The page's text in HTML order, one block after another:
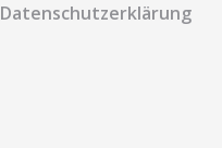
Datenschutzerklärung